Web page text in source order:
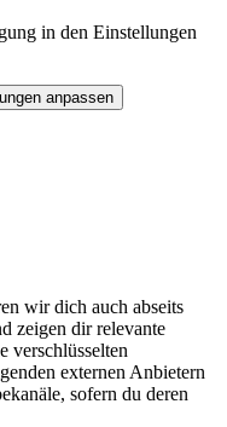
in den Einstellungen
anpassen
wir dich auch abseits
zeigen dir relevante
verschlüsselten
externen Anbietern
sofern du deren